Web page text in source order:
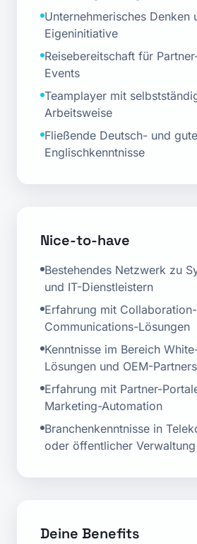
Unternehmerisches Denken
Eigeninitiative
Reisebereitschaft für
Events
Teamplayer mit
Arbeitsweise
Fließende Deutsch- und gute
Englischkenntnisse
Nice-to-have
Bestehendes Netzwerk zu
und IT-Dienstleistern
Erfahrung mit
Communications-Lösungen
Kenntnisse im Bereich
Lösungen und OEM-
Erfahrung mit Partner-
Marketing-Automation
Branchenkenntnisse in
oder öffentlicher Verwaltung
Deine Benefits